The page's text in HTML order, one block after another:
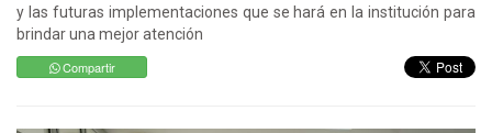
y las futuras implementaciones que se hará en la institución para
brindar una mejor atención
Compartir